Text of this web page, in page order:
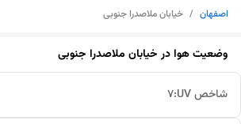
اصفهان / خیابان ملاصدرا جنوبی
وضعیت هوا درخیابان ملاصدرا جنوبی
شاخص UV: 7